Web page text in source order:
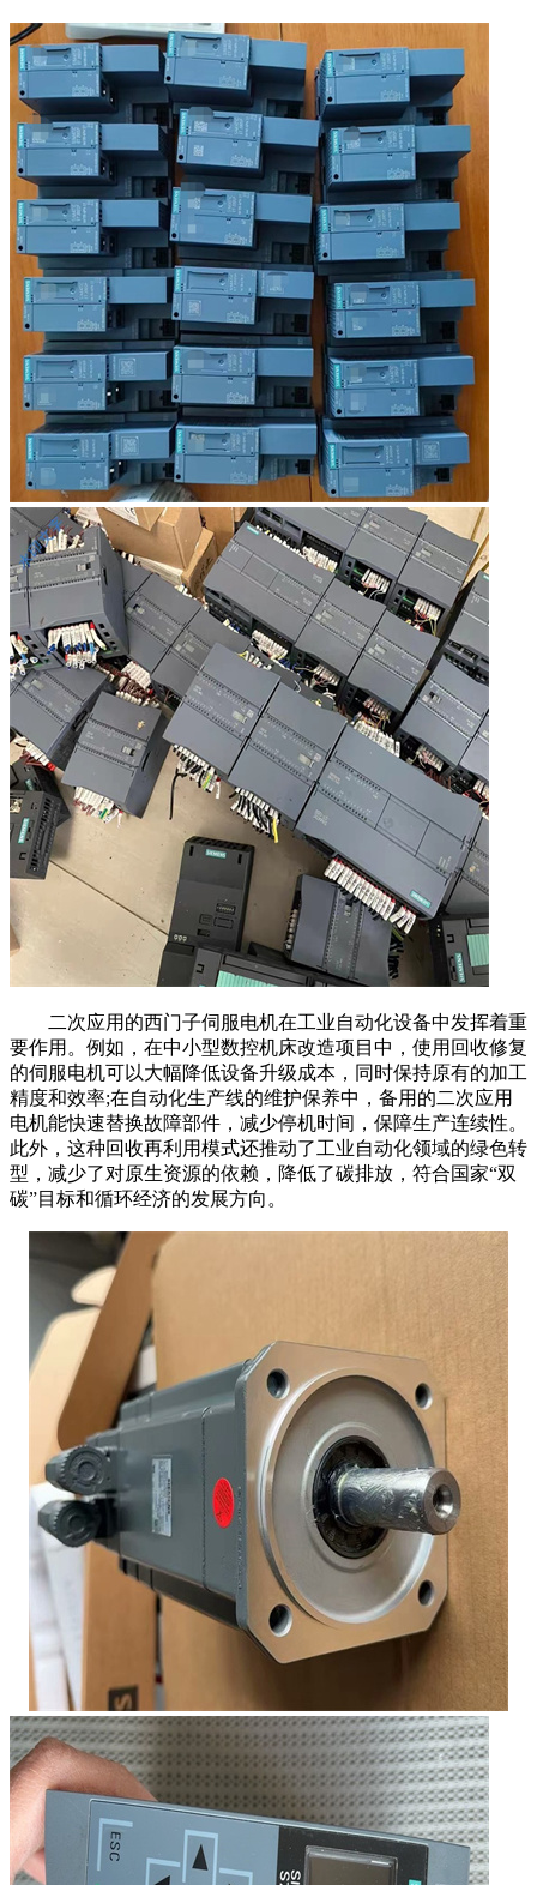
二次应用的西门子伺服电机在工业自动化设备中发挥着重
要作用。例如，在中小型数控机床改造项目中，使用回收修复
的伺服电机可以大幅降低设备升级成本，同时保持原有的加工
精度和效率;在自动化生产线的维护保养中，备用的二次应用
电机能快速替换故障部件，减少停机时间，保障生产连续性。
此外，这种回收再利用模式还推动了工业自动化领域的绿色转
型，减少了对原生资源的依赖，降低了碳排放，符合国家“双
碳”目标和循环经济的发展方向。